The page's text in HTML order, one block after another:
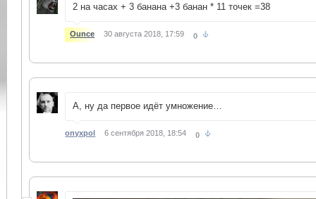
2 на часах + 3 банана +3 банан * 11 точек =38
Ounce 30 августа 2018, 17:59 0
А, ну да первое идёт умножение…
onyxpol 6 сентября 2018, 18:54 0